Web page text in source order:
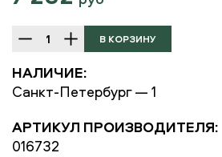
НАЛИЧИЕ:
Санкт-Петербург — 1
АРТИКУЛ ПРОИЗВОДИТЕЛЯ:
016732